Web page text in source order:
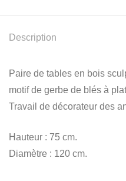
Description
Paire de tables en bois
motif de gerbe de blés à
Travail de décorateur des
Hauteur : 75 cm.
Diamètre : 120 cm.